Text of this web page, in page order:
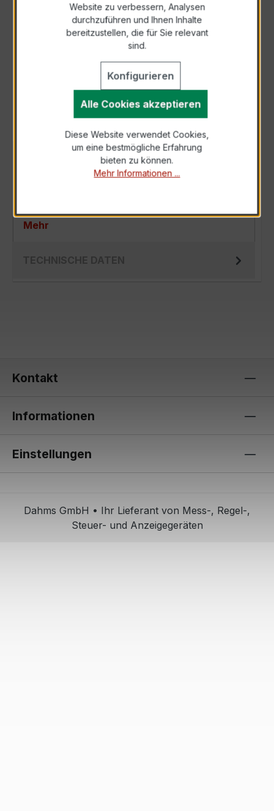
Zur Sammelanfrage hinzufügen
Anfrage telefonisch
Als PDF exportieren
Der EASKD 31.8 3x400/1A 2,5VA Kl.0,5 ist ein
Verrechnungsstromwandler der bewährten…
Mehr
TECHNISCHE DATEN
Kontakt
Informationen
Einstellungen
Dahms GmbH • Ihr Lieferant von Mess-, Regel-,
Steuer- und Anzeigegeräten
Website zu verbessern, Analysen
durchzuführen und Ihnen Inhalte
bereitzustellen, die für Sie relevant
sind.
Konfigurieren
Alle Cookies akzeptieren
Diese Website verwendet Cookies,
um eine bestmögliche Erfahrung
bieten zu können.
Mehr Informationen ...